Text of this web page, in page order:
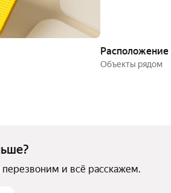
Расположение
Объекты рядом
и всё расскажем.